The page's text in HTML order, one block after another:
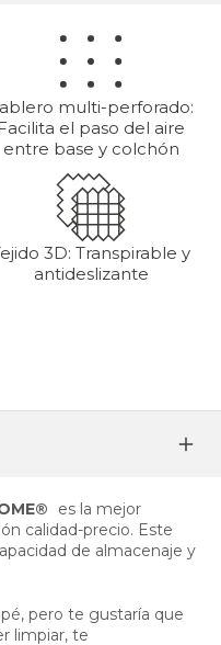
multi-perforado:
el paso del aire
entre base y colchón
3D: Transpirable y
antideslizante
es la mejor
calidad-precio. Este
de almacenaje y
pero te gustaría que
limpiar, te